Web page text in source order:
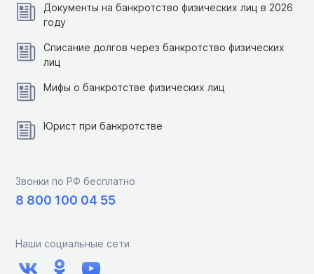
Документы на банкротство физических лиц в 2026
году
Списание долгов через банкротство физических
лиц
Мифы о банкротстве физических лиц
Юрист при банкротстве
Звонки по РФ бесплатно
8 800 100 04 55
Наши социальные сети